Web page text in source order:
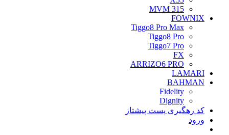
MVM 315
FOWNIX
Tiggo8 Pro Max
Tiggo8 Pro
Tiggo7 Pro
FX
ARRIZO6 PRO
LAMARI
BAHMAN
Fidelity
Dignity
کد رهگیری پست پیشتاز
ورود